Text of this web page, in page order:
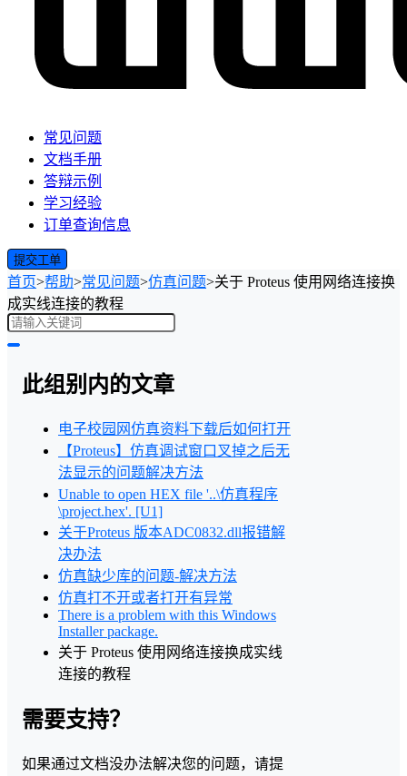
常见问题
文档手册
答辩示例
学习经验
订单查询信息
提交工单
首页>帮助>常见问题>仿真问题>关于 Proteus 使用网络连接换
成实线连接的教程
此组别内的文章
电子校园网仿真资料下载后如何打开
【Proteus】仿真调试窗口叉掉之后无
法显示的问题解决方法
Unable to open HEX file '..\仿真程序
\project.hex'. [U1]
关于Proteus 版本ADC0832.dll报错解
决办法
仿真缺少库的问题-解决方法
仿真打不开或者打开有异常
There is a problem with this Windows
Installer package.
关于 Proteus 使用网络连接换成实线
连接的教程
需要支持？
如果通过文档没办法解决您的问题，请提